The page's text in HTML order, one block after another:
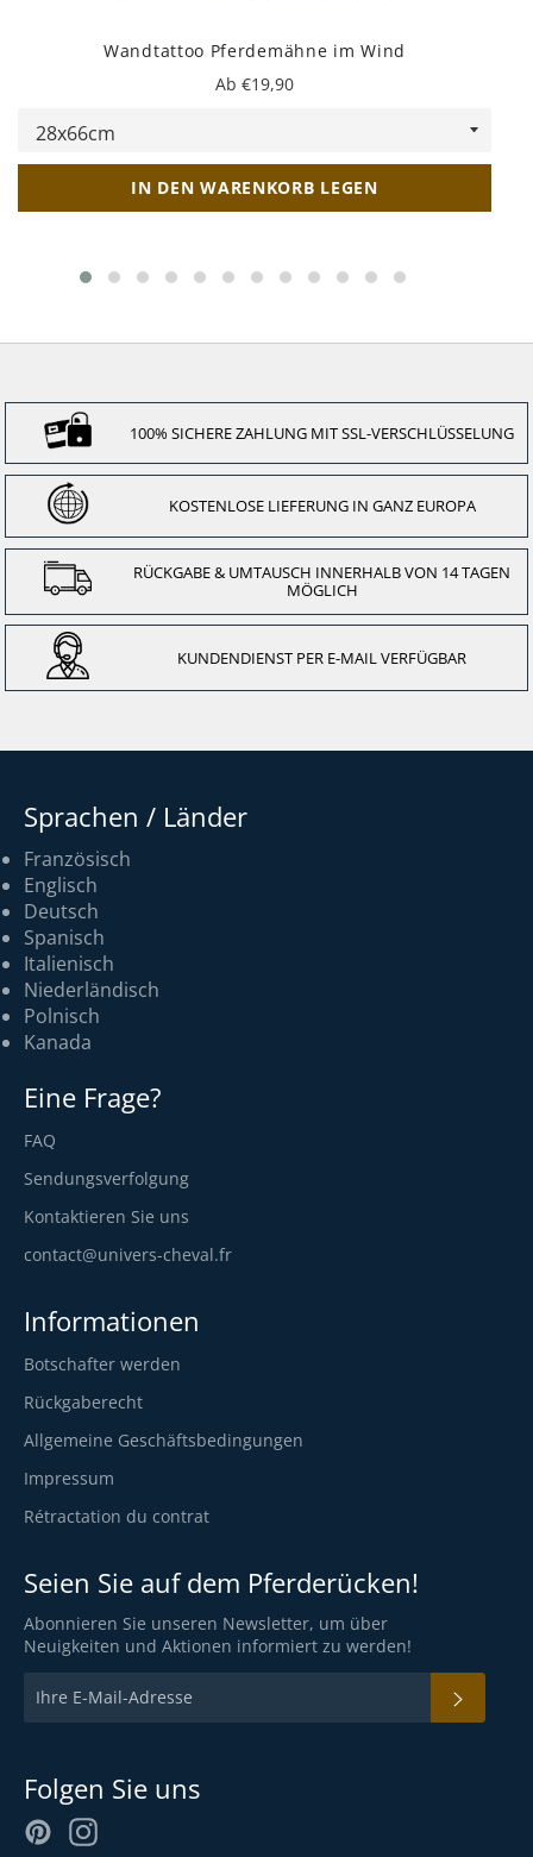
Wandtattoo Pferdemähne im Wind
Ab €19,90
IN DEN WARENKORB LEGEN
100% SICHERE ZAHLUNG MIT SSL-VERSCHLÜSSELUNG
KOSTENLOSE LIEFERUNG IN GANZ EUROPA
RÜCKGABE & UMTAUSCH INNERHALB VON 14 TAGEN
MÖGLICH
KUNDENDIENST PER E-MAIL VERFÜGBAR
Sprachen / Länder
Französisch
Englisch
Deutsch
Spanisch
Italienisch
Niederländisch
Polnisch
Kanada
Eine Frage?
FAQ
Sendungsverfolgung
Kontaktieren Sie uns
contact@univers-cheval.fr
Informationen
Botschafter werden
Rückgaberecht
Allgemeine Geschäftsbedingungen
Impressum
Rétractation du contrat
Seien Sie auf dem Pferderücken!
Abonnieren Sie unseren Newsletter, um über
Neuigkeiten und Aktionen informiert zu werden!
Folgen Sie uns
Pinterest